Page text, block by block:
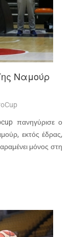
Ναμούρ
πανηγύρισε ο
εκτός έδρας,
μόνος στη